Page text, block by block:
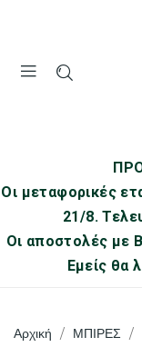
Οι μεταφορικές
21/8.
Οι αποστολές με
Εμείς θα
Αρχική ΜΠΙΡΕΣ